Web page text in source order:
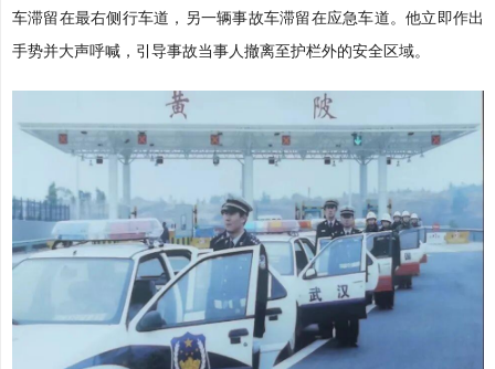
车滞留在最右侧行车道，另一辆事故车滞留在应急车道。他立即作出
手势并大声呼喊，引导事故当事人撤离至护栏外的安全区域。